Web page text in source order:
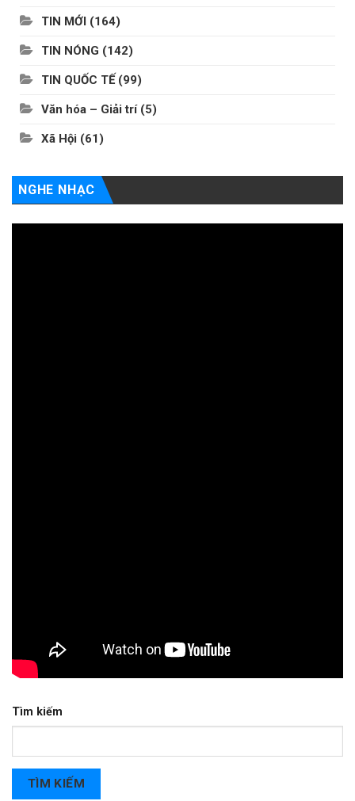
TIN MỚI (164)
TIN NÓNG (142)
TIN QUỐC TẾ (99)
Văn hóa – Giải trí(5)
Xã Hội (61)
NGHE NHẠC
Tìm kiếm
TÌM KIẾM